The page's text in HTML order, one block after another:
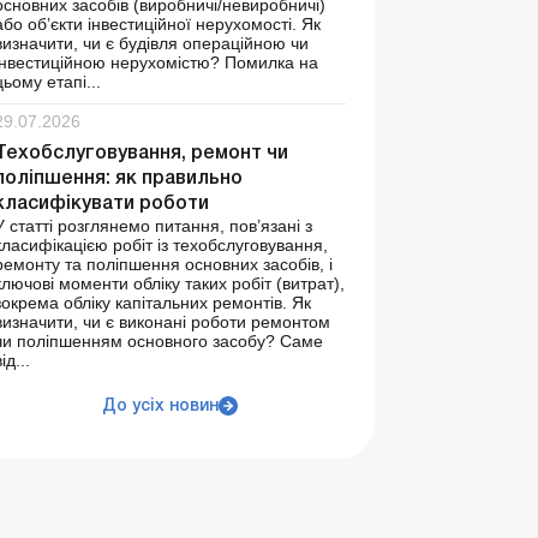
засобів (виробничі/невиробничі)
об’єкти інвестиційної нерухомості. Як
чи є будівля операційною чи
нерухомістю? Помилка на
етапі...
ремонт чи
як правильно
роботи
статті розглянемо питання, пов’язані з
робіт із техобслуговування,
та поліпшення основних засобів, і
моменти обліку таких робіт (витрат),
обліку капітальних ремонтів. Як
чи є виконані роботи ремонтом
поліпшенням основного засобу? Саме
До усіх новин